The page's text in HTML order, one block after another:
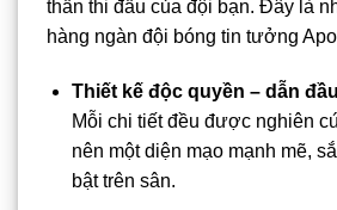
thần thi đấu của đội bạn. Đây là
hàng ngàn đội bóng tin tưởng
Thiết kế độc quyền – dẫn
Mỗi chi tiết đều được nghiên
nên một diện mạo mạnh mẽ,
bật trên sân.